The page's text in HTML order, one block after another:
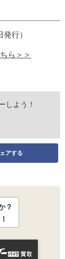
行）
ら＞＞
しよう！
アする
？